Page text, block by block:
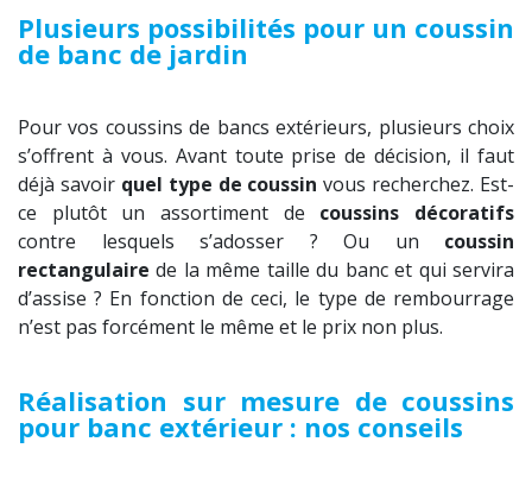
Plusieurs possibilités pour un coussin
de banc de jardin
Pour vos coussins de bancs extérieurs, plusieurs choix
s’offrent à vous. Avant toute prise de décision, il faut
déjà savoir quel type de coussin vous recherchez. Est-
ce plutôt un assortiment de coussins décoratifs
contre lesquels s’adosser ? Ou un coussin
rectangulaire de la même taille du banc et qui servira
d’assise ? En fonction de ceci, le type de rembourrage
n’est pas forcément le même et le prix non plus.
Réalisation sur mesure de coussins
pour banc extérieur : nos conseils